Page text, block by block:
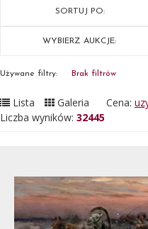
SORTUJ PO:
WYBIERZ AUKCJE:
Używane filtry: Brak filtrów
Lista Galeria Cena:
Liczba wyników: 32445